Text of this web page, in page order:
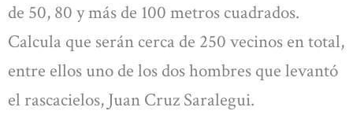
de 50, 80 y más de 100 metros cuadrados.
Calcula que serán cerca de 250 vecinos en total,
entre ellos uno de los dos hombres que levantó
el rascacielos, Juan Cruz Saralegui.